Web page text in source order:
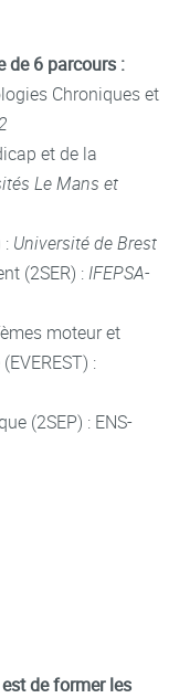
de 6 parcours :
Chroniques et
et de la
Le Mans et
: Université de Brest
(2SER) :IFEPSA-
moteur et
:
(2SEP) : ENS-
de former les